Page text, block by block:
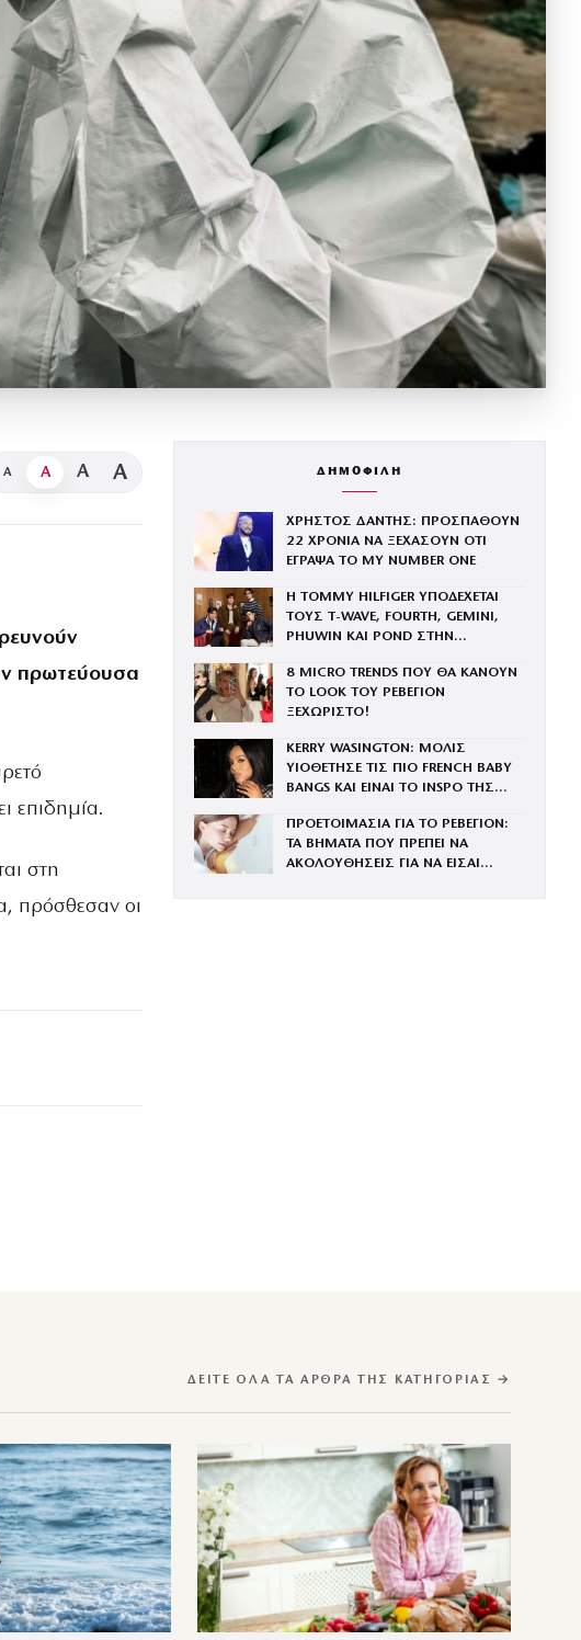
A A A A
πρωτεύουσα
επιδημία.
στη
πρόσθεσαν οι
ΔΗΜΟΦΙΛΗ
ΧΡΗΣΤΟΣ ΔΑΝΤΗΣ: ΠΡΟΣΠΑΘΟΥΝ
22 ΧΡΟΝΙΑ ΝΑ ΞΕΧΑΣΟΥΝ ΟΤΙ
ΕΓΡΑΨΑ ΤΟ MY NUMBER ONE
Η TOMMY HILFIGER ΥΠΟΔΕΧΕΤΑΙ
ΤΟΥΣ Τ-WAVE, FOURTH, GEMINI,
PHUWIN ΚΑΙ POND ΣΤΗΝ
8 MICRO TRENDS ΠΟΥ ΘΑ ΚΑΝΟΥΝ
ΤΟ LOOK ΤΟΥ ΡΕΒΕΓΙΟΝ
ΞΕΧΩΡΙΣΤΟ!
KERRY WASINGTON: ΜΟΛΙΣ
ΥΙΟΘΕΤΗΣΕ ΤΙΣ ΠΙΟ FRENCH BABY
BANGS ΚΑΙ ΕΙΝΑΙ ΤΟ INSPO ΤΗΣ
ΠΡΟΕΤΟΙΜΑΣΙΑ ΓΙΑ ΤΟ ΡΕΒΕΓΙΟΝ:
ΤΑ ΒΗΜΑΤΑ ΠΟΥ ΠΡΕΠΕΙ ΝΑ
ΑΚΟΛΟΥΘΗΣΕΙΣ ΓΙΑ ΝΑ ΕΙΣΑΙ
ΔΕΊΤΕ ΌΛΑ ΤΑ ΆΡΘΡΑ ΤΗΣ ΚΑΤΗΓΟΡΊΑΣ →